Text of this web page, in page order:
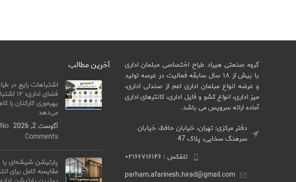
گروه صنعتی هیراد طراح اختصاصی مبلمان اداری
با بیش از ۱۸ سال سابقه فعالیت در عرصه تولید
و عرضه انواع مبلمان اداری اعم از صندلی اداری،
میز اداری،انواعکشو و فایل اداری، کانترهای اداری
آماده ارائه سرویس می باشد.
دفتر مرکزی: تهران، خیابان حافظ، خیابان
سرهنگ سخایی، پلاک 47
تلفکس : ۰۲۱۶۶۷۱۶۱۴۶
parham.afarinesh.hirad@gmail.com
آخرین مطالب
اشتباهات رایج در
فضای
بهره‌وری کارکنان را
می‌دهد
آگوست 2, 2026
No
Comments
مقایسه کامل برای